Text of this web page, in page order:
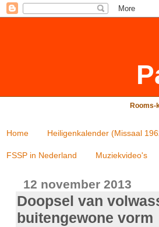
Home Heiligenkalender (Missaal
FSSP in Nederland Muziekvideo's
12 november 2013
Doopsel van
buitengewone vorm